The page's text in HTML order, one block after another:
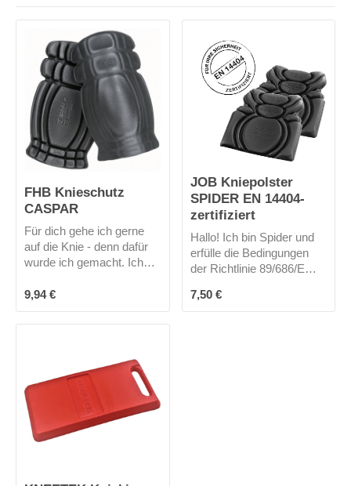
FHB Knieschutz
CASPAR
Für dich gehe ich gerne
auf die Knie - denn dafür
wurde ich gemacht. Ich
Durch meine dauerhafte
Elastizität passe ich mich
deinem Knie ergonomisch
Regulärer Preis:
9,94 €
JOB Kniepolster
SPIDER EN 14404-
zertifiziert
Hallo! Ich bin Spider und
erfülle die Bedingungen
der Richtlinie 89/686/EWG
JOB Hosen mit
Kniepolstertaschen bis
Regulärer Preis:
7,50 €